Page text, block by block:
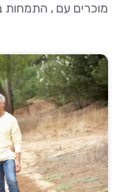
מוכרים עם , התמחות